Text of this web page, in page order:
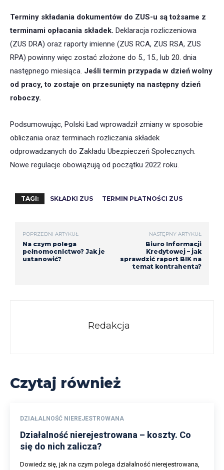
Terminy składania dokumentów do ZUS-u są tożsame z
terminami opłacania składek. Deklaracja rozliczeniowa
(ZUS DRA) oraz raporty imienne (ZUS RCA, ZUS RSA, ZUS
RPA) powinny więc zostać złożone do 5., 15., lub 20. dnia
następnego miesiąca. Jeśli termin przypada w dzień wolny
od pracy, to zostaje on przesunięty na następny dzień
roboczy.
Podsumowując, Polski Ład wprowadził zmiany w sposobie
obliczania oraz terminach rozliczania składek
odprowadzanych do Zakładu Ubezpieczeń Społecznych.
Nowe regulacje obowiązują od początku 2022 roku.
TAGI: SKŁADKI ZUS TERMIN PŁATNOŚCI ZUS
POPRZEDNI ARTYKUŁ
Na czym polega
pełnomocnictwo? Jak je
ustanowić?
NASTĘPNY ARTYKUŁ
Biuro Informacji
Kredytowej – jak
sprawdzić raport BIK na
temat kontrahenta?
Redakcja
Czytaj również
DZIAŁALNOŚĆ NIEREJESTROWANA
Działalność nierejestrowana – koszty. Co
się do nich zalicza?
Dowiedz się, jak na czym polega działalność nierejestrowana,